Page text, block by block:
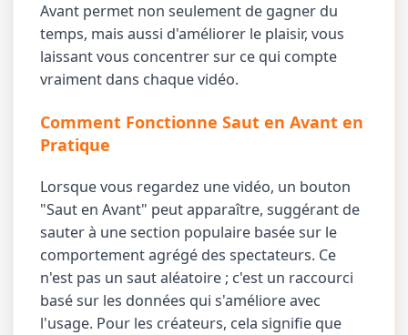
Avant permet non seulement de gagner du
temps, mais aussi d'améliorer le plaisir, vous
laissant vous concentrer sur ce qui compte
vraiment dans chaque vidéo.
Comment Fonctionne Saut en Avant en
Pratique
Lorsque vous regardez une vidéo, un bouton
"Saut en Avant" peut apparaître, suggérant de
sauter à une section populaire basée sur le
comportement agrégé des spectateurs. Ce
n'est pas un saut aléatoire ; c'est un raccourci
basé sur les données qui s'améliore avec
l'usage. Pour les créateurs, cela signifie que